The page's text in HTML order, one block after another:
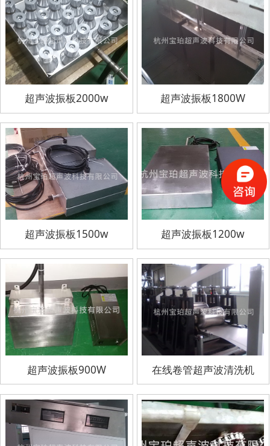
超声波振板2000w 超声波振板1800W
超声波振板1500w 超声波振板1200w
超声波振板900W 在线卷管超声波清洗机